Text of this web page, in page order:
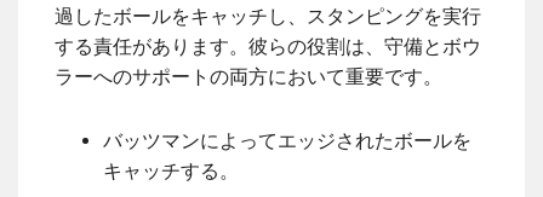
過したボールをキャッチし、スタンピングを実行
する責任があります。彼らの役割は、守備とボウ
ラーへのサポートの両方において重要です。
バッツマンによってエッジされたボールを
キャッチする。